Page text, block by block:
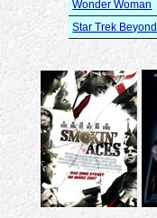
Wonder Woman
Star Trek Beyond